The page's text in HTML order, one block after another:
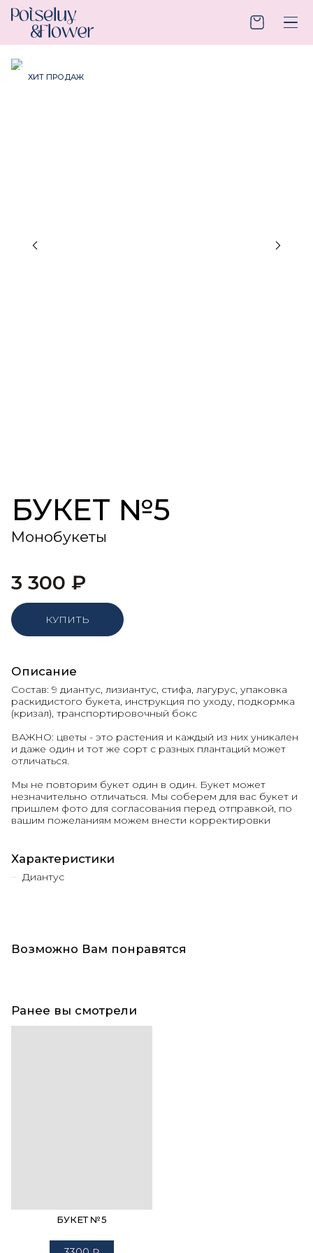
ХИТ ПРОДАЖ
БУКЕТ №5
Монобукеты
3 300 ₽
КУПИТЬ
Описание
Состав: 9 диантус, лизиантус, стифа, лагурус, упаковка
раскидистого букета, инструкция по уходу, подкормка
(кризал), транспортировочный бокс
ВАЖНО: цветы - это растения и каждый из них уникален
и даже один и тот же сорт с разных плантаций может
отличаться.
Мы не повторим букет один в один. Букет может
незначительно отличаться. Мы соберем для вас букет и
пришлем фото для согласования перед отправкой, по
вашим пожеланиям можем внести корректировки
Характеристики
Диантус
Возможно Вам понравятся
Ранее вы смотрели
БУКЕТ №5